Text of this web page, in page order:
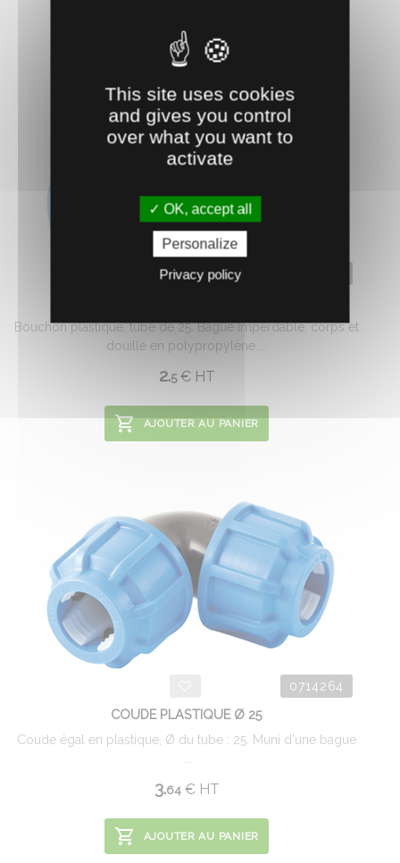
Bouchon plastique, tube de 25. Bague imperdable, corps et
douille en polypropylène ...
2.5 €HT
AJOUTER AU PANIER
0714264
COUDE PLASTIQUE Ø 25
Coude égal en plastique, Ø du tube : 25. Muni d'une bague
3.64 €HT
AJOUTER AU PANIER
This site uses cookies
and gives you control
over what you want to
activate
OK, accept all
Personalize
Privacy policy